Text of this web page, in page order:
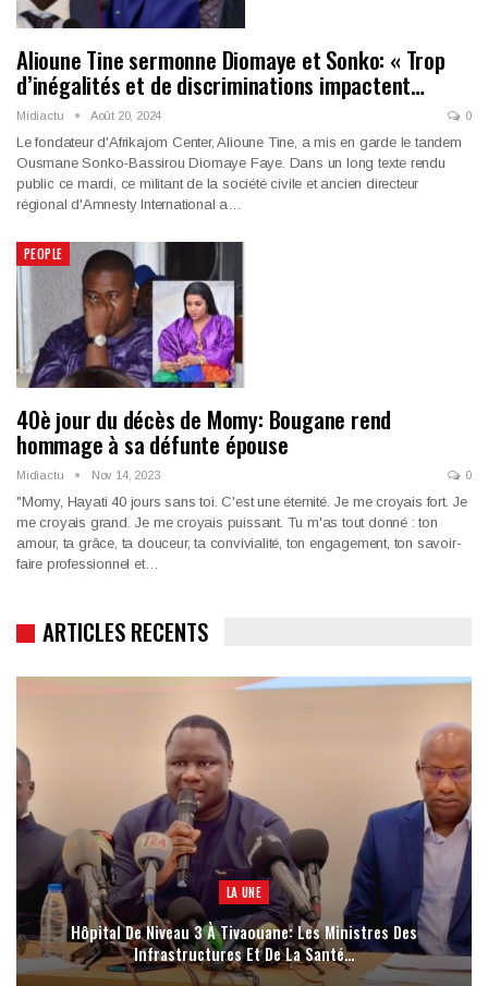
Alioune Tine sermonne Diomaye et Sonko: « Trop
d’inégalités et de discriminations impactent…
Midiactu Août 20, 2024 0
Le fondateur d'Afrikajom Center, Alioune Tine, a mis en garde le tandem
Ousmane Sonko-Bassirou Diomaye Faye. Dans un long texte rendu
public ce mardi, ce militant de la société civile et ancien directeur
régional d'Amnesty International a…
PEOPLE
40è jour du décès de Momy: Bougane rend
hommage à sa défunte épouse
Midiactu Nov 14, 2023 0
"Momy, Hayati 40 jours sans toi. C'est une éternité. Je me croyais fort. Je
me croyais grand. Je me croyais puissant. Tu m'as tout donné : ton
amour, ta grâce, ta douceur, ta convivialité, ton engagement, ton savoir-
faire professionnel et…
ARTICLES RECENTS
LA UNE
Hôpital De Niveau 3 À Tivaouane: Les Ministres Des
Infrastructures Et De La Santé…